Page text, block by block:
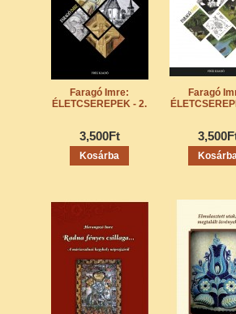
Faragó Imre:
ÉLETCSEREPEK - 2.
3,500Ft
Faragó